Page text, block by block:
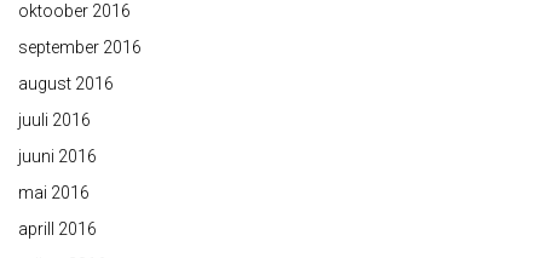
oktoober 2016
september 2016
august 2016
juuli 2016
juuni 2016
mai 2016
aprill 2016